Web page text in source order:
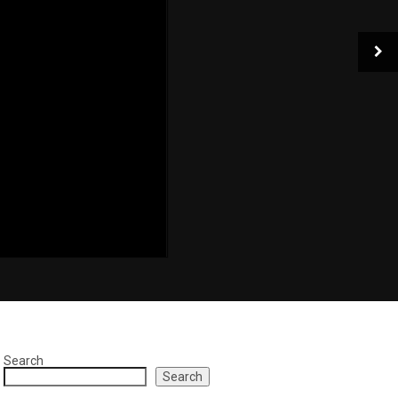
Search
Search